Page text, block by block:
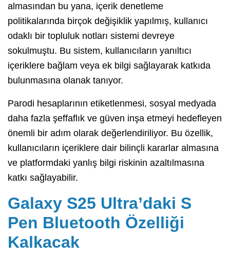
almasından bu yana, içerik denetleme
politikalarında birçok değişiklik yapılmış, kullanıcı
odaklı bir topluluk notları sistemi devreye
sokulmuştu. Bu sistem, kullanıcıların yanıltıcı
içeriklere bağlam veya ek bilgi sağlayarak katkıda
bulunmasına olanak tanıyor.
Parodi hesaplarının etiketlenmesi, sosyal medyada
daha fazla şeffaflık ve güven inşa etmeyi hedefleyen
önemli bir adım olarak değerlendiriliyor. Bu özellik,
kullanıcıların içeriklere dair bilinçli kararlar almasına
ve platformdaki yanlış bilgi riskinin azaltılmasına
katkı sağlayabilir.
Galaxy S25 Ultra’daki S
Pen Bluetooth Özelliği
Kalkacak